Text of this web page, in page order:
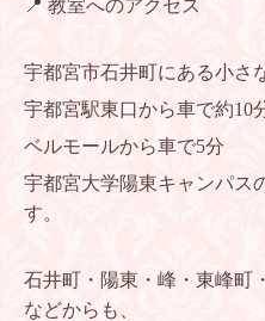
📍 教室へのアクセス
宇都宮市石井町にある小さ
宇都宮駅東口から車で約10
ベルモールから車で5分
宇都宮大学陽東キャンパス
す。
石井町・陽東・峰・東峰町
などからも、